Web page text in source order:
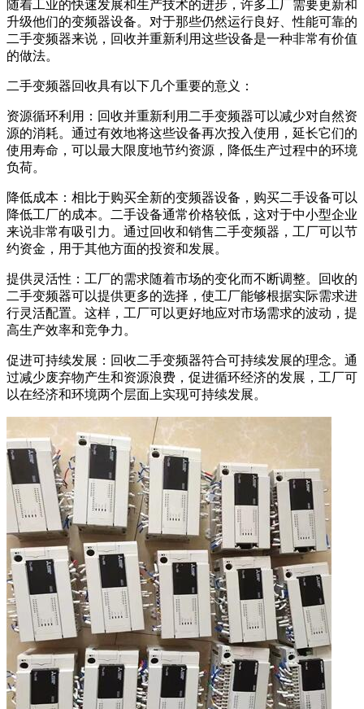
随着工业的快速发展和生产技术的进步，许多工厂需要更新和
升级他们的变频器设备。对于那些仍然运行良好、性能可靠的
二手变频器来说，回收并重新利用这些设备是一种非常有价值
的做法。
二手变频器回收具有以下几个重要的意义：
资源循环利用：回收并重新利用二手变频器可以减少对自然资
源的消耗。通过有效地将这些设备再次投入使用，延长它们的
使用寿命，可以最大限度地节约资源，降低生产过程中的环境
负荷。
降低成本：相比于购买全新的变频器设备，购买二手设备可以
降低工厂的成本。二手设备通常价格较低，这对于中小型企业
来说非常有吸引力。通过回收和销售二手变频器，工厂可以节
约资金，用于其他方面的投资和发展。
提供灵活性：工厂的需求随着市场的变化而不断调整。回收的
二手变频器可以提供更多的选择，使工厂能够根据实际需求进
行灵活配置。这样，工厂可以更好地应对市场需求的波动，提
高生产效率和竞争力。
促进可持续发展：回收二手变频器符合可持续发展的理念。通
过减少废弃物产生和资源浪费，促进循环经济的发展，工厂可
以在经济和环境两个层面上实现可持续发展。